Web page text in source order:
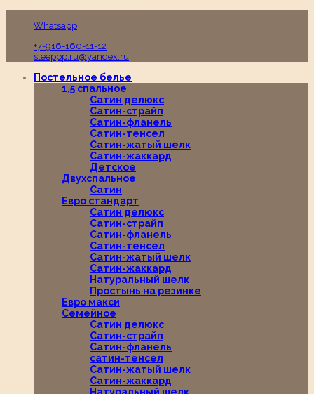
Whatsapp
+7-916-160-11-12
sleeppp.ru@yandex.ru
Постельное белье
1,5 спальное
Сатин делюкс
Сатин-страйп
Сатин-фланель
Сатин-тенсел
Сатин-жатый шелк
Сатин-жаккард
Детское
Двухспальное
Сатин
Евро стандарт
Сатин делюкс
Сатин-страйп
Сатин-фланель
Сатин-тенсел
Сатин-жатый шелк
Сатин-жаккард
Натуральный шелк
Простынь на резинке
Евро макси
Семейное
Сатин делюкс
Сатин-страйп
Сатин-фланель
сатин-тенсел
Сатин-жатый шелк
Сатин-жаккард